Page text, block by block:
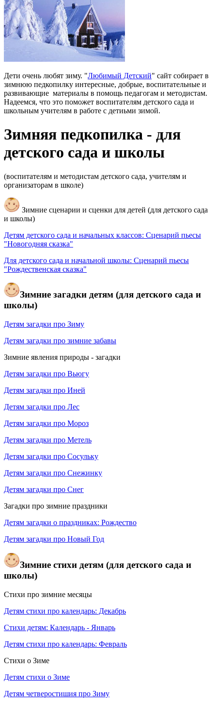
Дети очень любят зиму. "Любимый Детский" сайт собирает в
зимнюю педкопилку интересные, добрые, воспитательные и
развивающие материалы в помощь педагогам и методистам.
Надеемся, что это поможет воспитателям детского сада и
школьным учителям в работе с детиьми зимой.
Зимняя педкопилка - для
детского сада и школы
(воспитателям и методистам детского сада, учителям и
организаторам в школе)
Зимние сценарии и сценки для детей (для детского сада
и школы)
Детям детского сада и начальных классов: Сценарий пьесы
"Новогодняя сказка"
Для детского сада и начальной школы: Сценарий пьесы
"Рождественская сказка"
Зимние загадки детям (для детского сада и
школы)
Детям загадки про Зиму
Детям загадки про зимние забавы
Зимние явления природы - загадки
Детям загадки про Вьюгу
Детям загадки про Иней
Детям загадки про Лес
Детям загадки про Мороз
Детям загадки про Метель
Детям загадки про Сосульку
Детям загадки про Снежинку
Детям загадки про Снег
Загадки про зимние праздники
Детям загадки о праздниках: Рождество
Детям загадки про Новый Год
Зимние стихи детям (для детского сада и
школы)
Стихи про зимние месяцы
Детям стихи про календарь: Декабрь
Стихи детям: Календарь - Январь
Детям стихи про календарь: Февраль
Стихи о Зиме
Детям стихи о Зиме
Детям четверостишия про Зиму